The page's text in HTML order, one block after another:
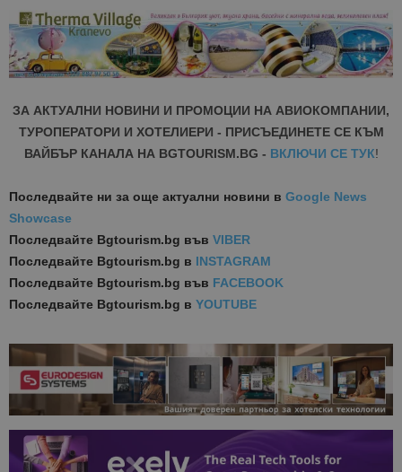
ЗА АКТУАЛНИ НОВИНИ И ПРОМОЦИИ НА АВИОКОМПАНИИ,
ТУРОПЕРАТОРИ И ХОТЕЛИЕРИ - ПРИСЪЕДИНЕТЕ СЕ КЪМ
ВАЙБЪР КАНАЛА НА BGTOURISM.BG - ВКЛЮЧИ СЕ ТУК!
Последвайте ни за още актуални новини в Google News
Showcase
Последвайте Bgtourism.bg във VIBER
Последвайте Bgtourism.bg в INSTAGRAM
Последвайте Bgtourism.bg във FACEBOOK
Последвайте Bgtourism.bg в YOUTUBE